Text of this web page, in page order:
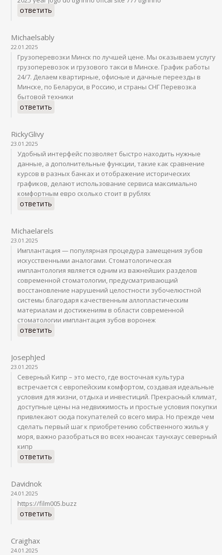
ответить
Michaelsably
22.01.2025
Грузоперевозки Минск по лучшей цене. Мы оказываем услугу
грузоперевозок и грузового такси в Минске. График работы
24/7. Делаем квартирные, офисные и дачные переезды в
Минске, по Беларуси, в Россию, и страны СНГ Перевозка
бытовой техники
ответить
RickyGlivy
23.01.2025
Удобный интерфейс позволяет быстро находить нужные
данные, а дополнительные функции, такие как сравнение
курсов в разных банках и отображение исторических
графиков, делают использование сервиса максимально
комфортным евро сколько стоит в рублях
ответить
Michaelarels
23.01.2025
Имплантация — популярная процедура замещения зубов
искусственными аналогами. Стоматологическая
имплантология является одним из важнейших разделов
современной стоматологии, предусматривающий
восстановление нарушений целостности зубочелюстной
системы благодаря качественным аллопластическим
материалам и достижениям в области современной
стоматологии имплантация зубов воронеж
ответить
JosephJed
23.01.2025
Северный Кипр – это место, где восточная культура
встречается с европейским комфортом, создавая идеальные
условия для жизни, отдыха и инвестиций. Прекрасный климат,
доступные цены на недвижимость и простые условия покупки
привлекают сюда покупателей со всего мира. Но прежде чем
сделать первый шаг к приобретению собственного жилья у
моря, важно разобраться во всех нюансах таунхаус северный
кипр
ответить
Davidnok
24.01.2025
https://film005.buzz
ответить
Craighax
24.01.2025